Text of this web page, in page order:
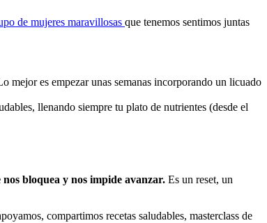
de mujeres maravillosas que tenemos sentimos juntas
mejor es empezar unas semanas incorporando un licuado
llenando siempre tu plato de nutrientes (desde el
bloquea y nos impide avanzar. Es un reset, un
compartimos recetas saludables, masterclass de